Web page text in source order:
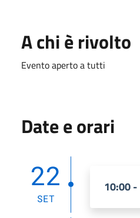
A chi è rivolto
Evento aperto a tutti
Date e orari
22
SET
10:00